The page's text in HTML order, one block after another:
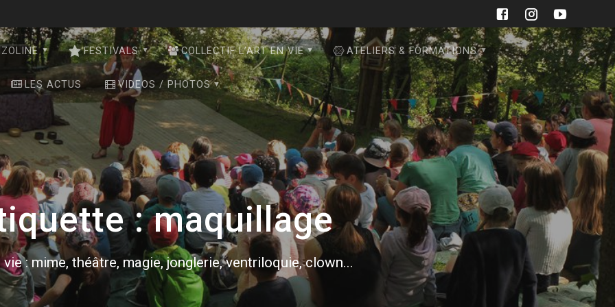
FESTIVALS COLLECTIF L’ART EN VIE ATELIERS & FORMATIONS
LES ACTUS VIDEOS / PHOTOS
:maquillage
: mime, théâtre, magie, jonglerie, ventriloquie, clown...